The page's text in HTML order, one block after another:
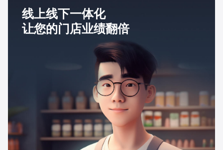
线上线下一体化
让您的门店业绩翻倍